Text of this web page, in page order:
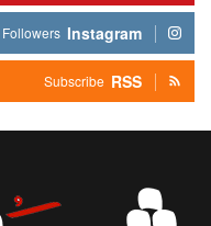
Instagram
Followers
RSS
Subscribe